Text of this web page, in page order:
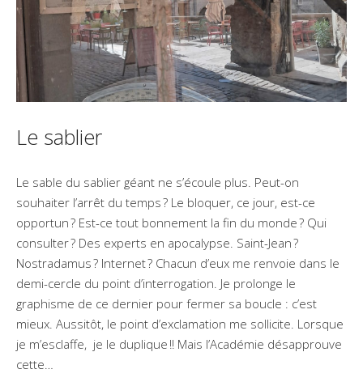
Le sablier
Le sable du sablier géant ne s’écoule plus. Peut-on
souhaiter l’arrêt du temps ? Le bloquer, ce jour, est-ce
opportun ? Est-ce tout bonnement la fin du monde ? Qui
consulter ? Des experts en apocalypse. Saint-Jean ?
Nostradamus ? Internet ? Chacun d’eux me renvoie dans le
demi-cercle du point d’interrogation. Je prolonge le
graphisme de ce dernier pour fermer sa boucle : c’est
mieux. Aussitôt, le point d’exclamation me sollicite. Lorsque
je m’esclaffe, je le duplique !! Mais l’Académie désapprouve
cette…